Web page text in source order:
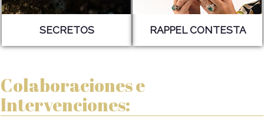
SECRETOS RAPPEL CONTESTA
Colaboraciones e
Intervenciones: